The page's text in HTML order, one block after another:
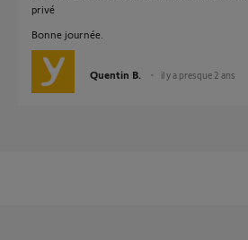
privé
Bonne journée.
Quentin B. il y a presque 2 ans